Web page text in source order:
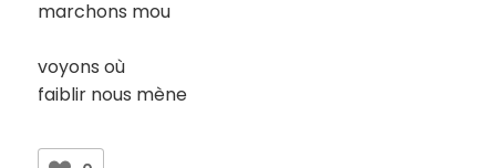
marchons mou
voyons où
faiblir nous mène